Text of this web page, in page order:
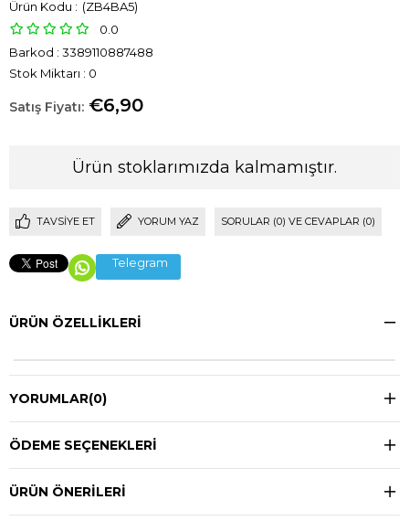
(ZB4BA5)
0.0
Barkod : 3389110887488
Stok Miktarı : 0
€6,90
Ürün stoklarımızda kalmamıştır.
TAVSIYE ET YORUM YAZ SORULAR (0) VE CEVAPLAR (0)
Telegram
ÜRÜN ÖZELLIKLERI
YORUMLAR(0)
ÖDEME SEÇENEKLERI
ÜRÜN ÖNERILERI